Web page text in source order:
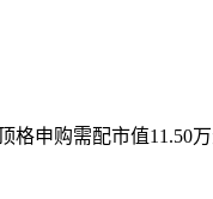
申购需配市值11.50